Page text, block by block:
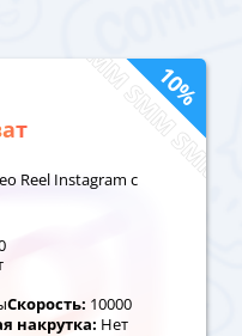
10%
Reel Instagram с
Скорость: 10000
накрутка: Нет